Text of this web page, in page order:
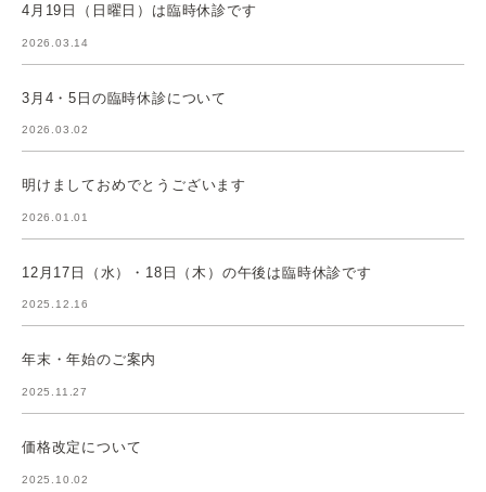
4月19日（日曜日）は臨時休診です
2026.03.14
3月4・5日の臨時休診について
2026.03.02
明けましておめでとうございます
2026.01.01
12月17日（水）・18日（木）の午後は臨時休診です
2025.12.16
年末・年始のご案内
2025.11.27
価格改定について
2025.10.02